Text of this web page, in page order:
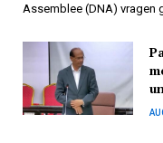
Assemblee (DNA) vragen